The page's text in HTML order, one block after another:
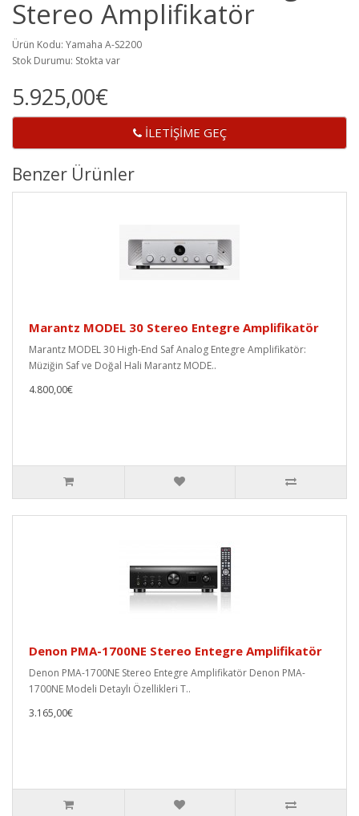
Stereo Amplifikatör
Ürün Kodu: Yamaha A-S2200
Stok Durumu: Stokta var
5.925,00€
İLETİŞİME GEÇ
Benzer Ürünler
Marantz MODEL 30 Stereo Entegre Amplifikatör
Marantz MODEL 30 High-End Saf Analog Entegre Amplifikatör:
Müziğin Saf ve Doğal Hali Marantz MODE..
4.800,00€
Denon PMA-1700NE Stereo Entegre Amplifikatör
Denon PMA-1700NE Stereo Entegre Amplifikatör Denon PMA-
1700NE Modeli Detaylı Özellikleri T..
3.165,00€